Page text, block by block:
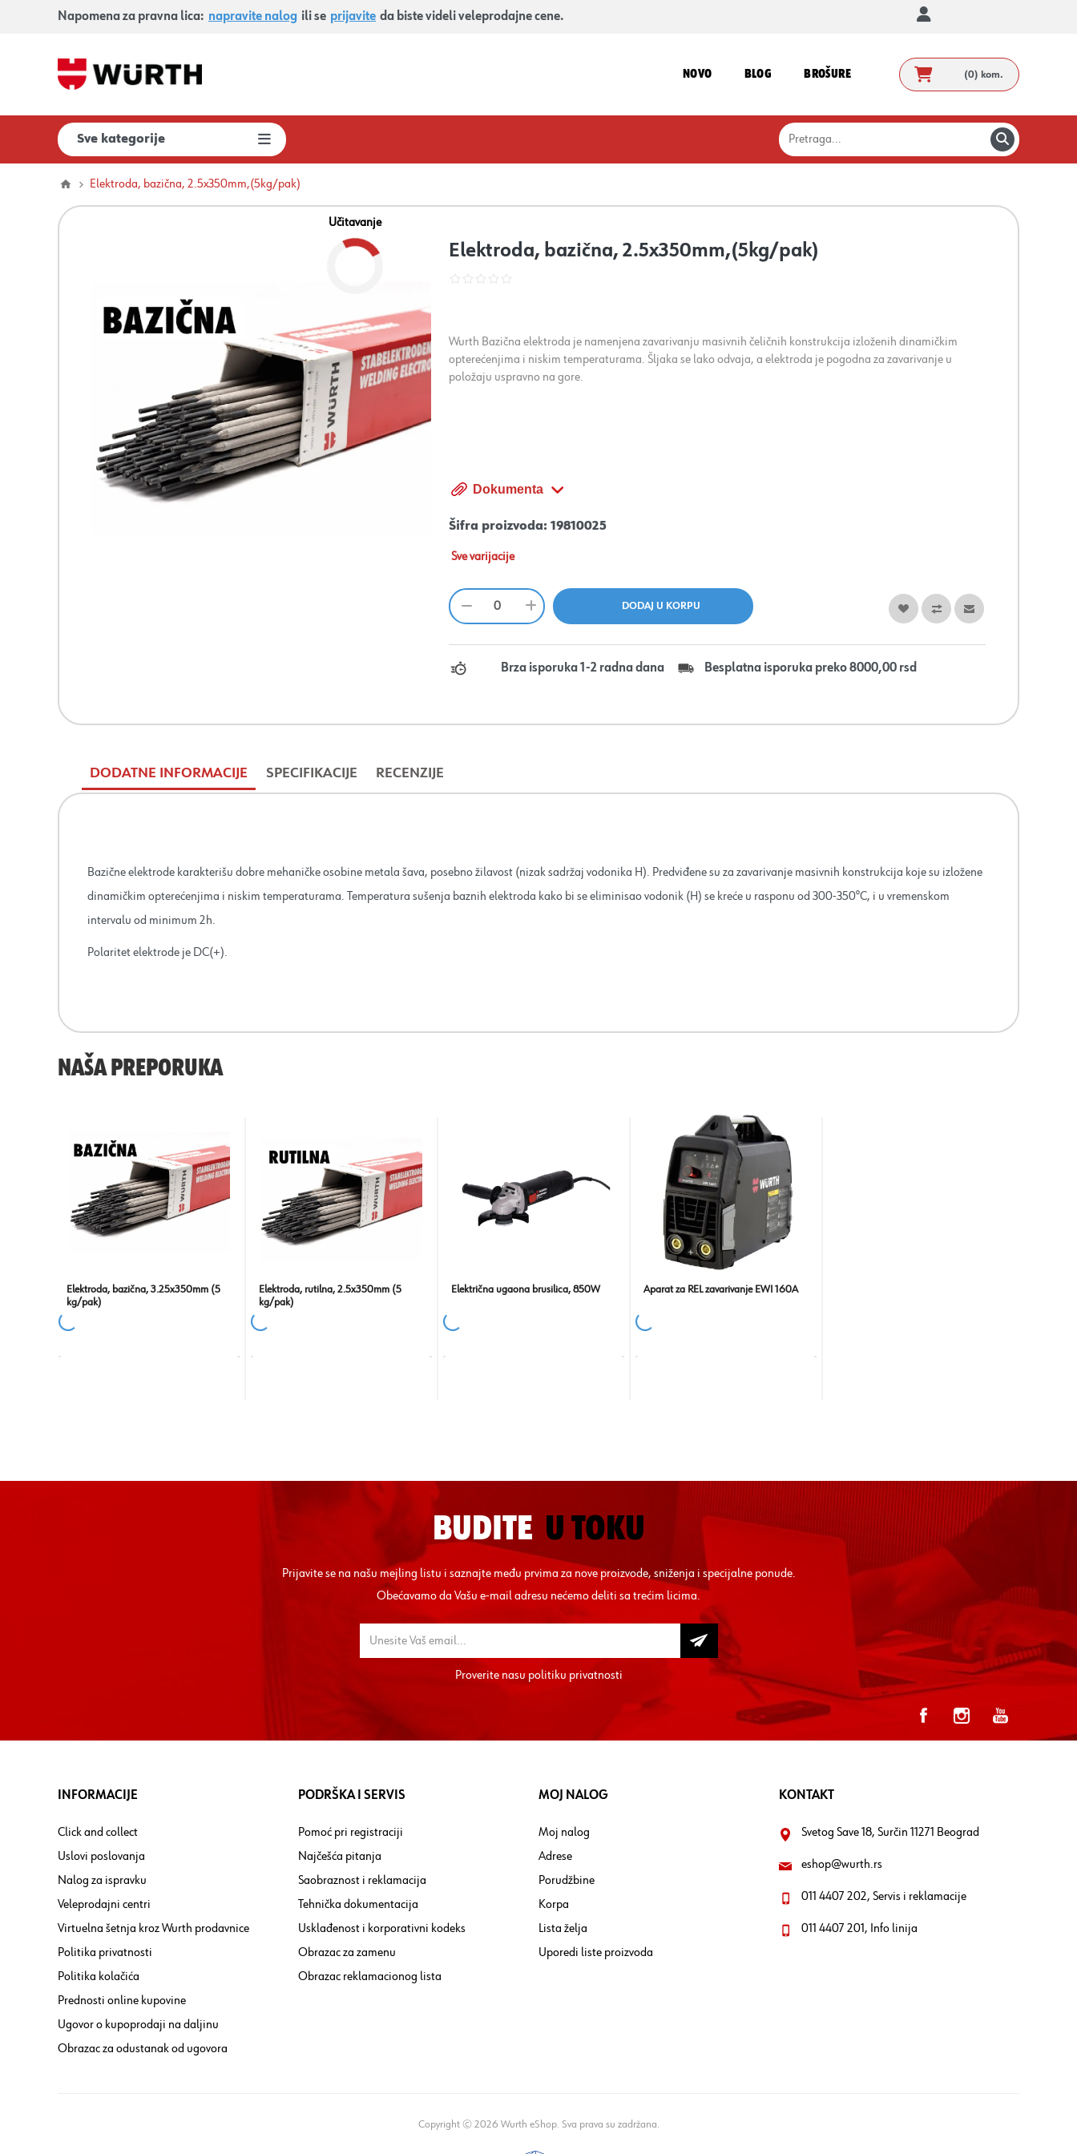
Napomena za pravna lica: napravite nalog ili se prijavite da biste videli veleprodajne cene.
NOVO BLOG BROŠURE (0) kom.
Sve kategorije
Elektroda, bazična, 2.5x350mm,(5kg/pak)
Učitavanje
Elektroda, bazična, 2.5x350mm,(5kg/pak)
Wurth Bazična elektroda je namenjena zavarivanju masivnih čeličnih konstrukcija izloženih dinamičkim
opterećenjima i niskim temperaturama. Šljaka se lako odvaja, a elektroda je pogodna za zavarivanje u
položaju uspravno na gore.
Dokumenta
Šifra proizvoda: 19810025
Sve varijacije
Brza isporuka 1-2 radna dana Besplatna isporuka preko 8000,00 rsd
DODATNE INFORMACIJE SPECIFIKACIJE RECENZIJE
Bazične elektrode karakterišu dobre mehaničke osobine metala šava, posebno žilavost (nizak sadržaj vodonika H). Predviđene su za zavarivanje masivnih konstrukcija koje su izložene
dinamičkim opterećenjima i niskim temperaturama. Temperatura sušenja baznih elektroda kako bi se eliminisao vodonik (H) se kreće u rasponu od 300-350°C, i u vremenskom
intervalu od minimum 2h.
Polaritet elektrode je DC(+).
NAŠA PREPORUKA
Elektroda, bazična, 3.25x350mm (5
kg/pak)
Elektroda, rutilna, 2.5x350mm (5
kg/pak)
Električna ugaona brusilica, 850W Aparat za REL zavarivanje EWI 160A
BUDITE U TOKU
Prijavite se na našu mejling listu i saznajte među prvima za nove proizvode, sniženja i specijalne ponude.
Obećavamo da Vašu e-mail adresu nećemo deliti sa trećim licima.
Proverite nasupolitiku privatnosti
INFORMACIJE
Click and collect
Uslovi poslovanja
Nalog za ispravku
Veleprodajni centri
Virtuelna šetnja kroz Wurth prodavnice
Politika privatnosti
Politika kolačića
Prednosti online kupovine
Ugovor o kupoprodaji na daljinu
Obrazac za odustanak od ugovora
PODRŠKA I SERVIS
Pomoć pri registraciji
Najčešća pitanja
Saobraznost i reklamacija
Tehnička dokumentacija
Usklađenost i korporativni kodeks
Obrazac za zamenu
Obrazac reklamacionog lista
MOJ NALOG
Moj nalog
Adrese
Porudžbine
Korpa
Lista želja
Uporedi liste proizvoda
KONTAKT
Svetog Save 18, Surčin 11271 Beograd
eshop@wurth.rs
011 4407 202, Servis i reklamacije
011 4407 201, Info linija
Copyright © 2026 Wurth eShop. Sva prava su zadržana.